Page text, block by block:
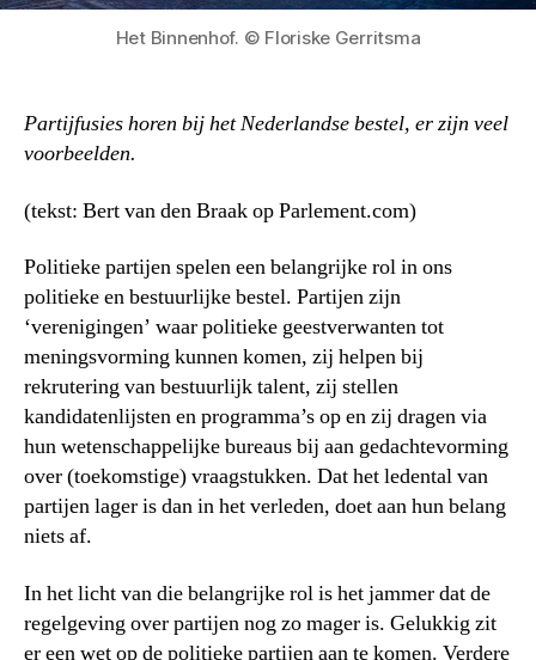
Het Binnenhof. © Floriske Gerritsma
Partijfusies horen bij het Nederlandse bestel, er zijn veel
voorbeelden.
(tekst: Bert van den Braak op Parlement.com)
Politieke partijen spelen een belangrijke rol in ons
politieke en bestuurlijke bestel. Partijen zijn
‘verenigingen’ waar politieke geestverwanten tot
meningsvorming kunnen komen, zij helpen bij
rekrutering van bestuurlijk talent, zij stellen
kandidatenlijsten en programma’s op en zij dragen via
hun wetenschappelijke bureaus bij aan gedachtevorming
over (toekomstige) vraagstukken. Dat het ledental van
partijen lager is dan in het verleden, doet aan hun belang
niets af.
In het licht van die belangrijke rol is het jammer dat de
regelgeving over partijen nog zo mager is. Gelukkig zit
er een wet op de politieke partijen aan te komen. Verdere